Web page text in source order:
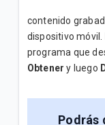
contenido
dispositivo móvil.
programa que
Obtener y luego
Podrás